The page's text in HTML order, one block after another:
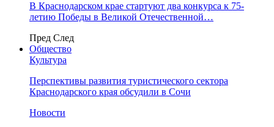
В Краснодарском крае стартуют два конкурса к 75-
летию Победы в Великой Отечественной…
Пред След
Общество
Культура
Перспективы развития туристического сектора
Краснодарского края обсудили в Сочи
Новости